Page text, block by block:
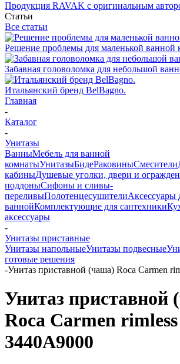
Продукция RAVAK с оригинальным
Статьи
Все статьи
Решение проблемы для маленькой ванной
Забавная головоломка для небольшой
Итальянский бренд BelBagno.
Главная
-
Каталог
-
Унитазы
ВанныМебель для ванной
комнатыУнитазыБидеРаковиныСмесители
кабиныДушевые уголки, двери и
поддоныСифоны и сливы-
переливыПолотенцесушителиАксессуары
ваннойКомплектующие для сантехники
аксессуары
-
Унитазы приставные
Унитазы напольныеУнитазы подвесные
готовые решения
-Унитаз приставной (чаша) Roca Carmen
Унитаз приставной
Roca Carmen rimless
3440A9000